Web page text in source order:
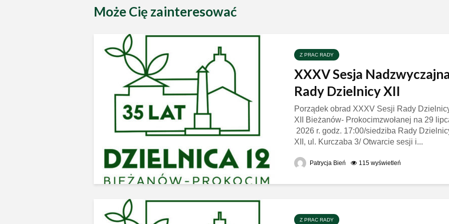
Może Cię zainteresować
Z PRAC RADY
XXXV Sesja
Rady Dzielnicy XII
Porządek obrad XXXV Sesji Rady
XII Bieżanów- Prokocimzwołanej na 29
2026 r. godz. 17:00/siedziba Rady
XII, ul. Kurczaba 3/ Otwarcie sesji i...
Patrycja Bień 115 wyświetleń
Z PRAC RADY